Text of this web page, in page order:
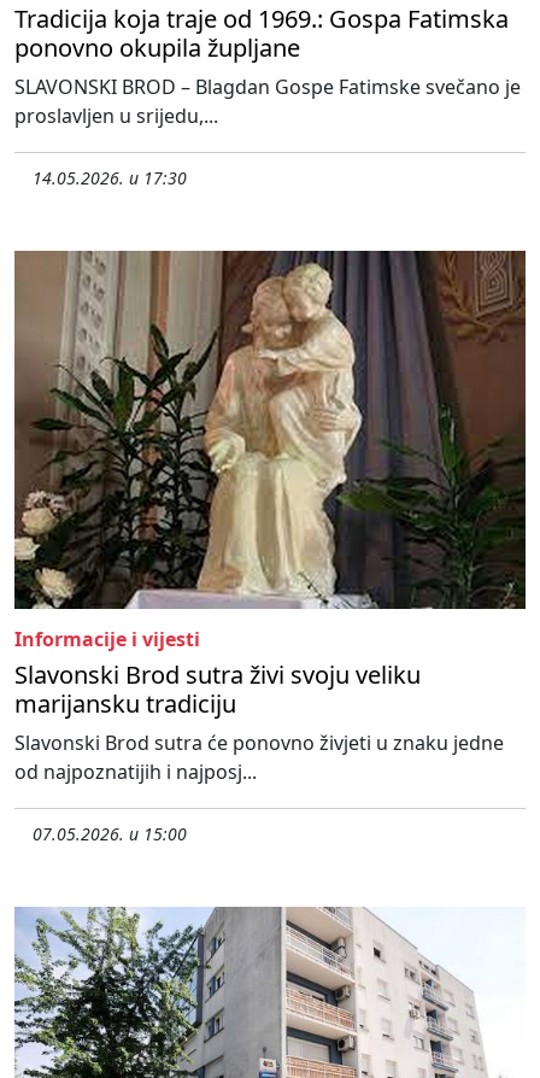
Tradicija koja traje od 1969.: Gospa Fatimska
ponovno okupila župljane
SLAVONSKI BROD – Blagdan Gospe Fatimske svečano je
proslavljen u srijedu,...
14.05.2026. u 17:30
Informacije i vijesti
Slavonski Brod sutra živi svoju veliku
marijansku tradiciju
Slavonski Brod sutra će ponovno živjeti u znaku jedne
od najpoznatijih i najposj...
07.05.2026. u 15:00